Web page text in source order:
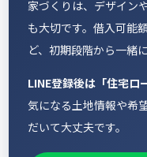
家づくりは、デザイン
も大切です。借入可能
ど、初期段階から一緒
LINE登録後は「住宅ロ
気になる土地情報や希
だいて大丈夫です。